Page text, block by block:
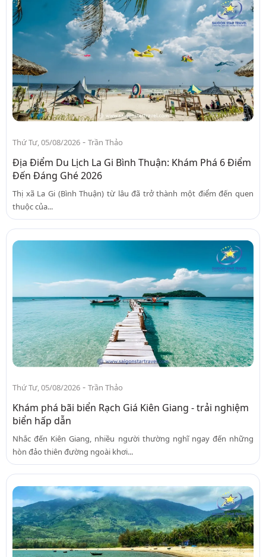
Thứ Tư, 05/08/2026 - Trần Thảo
Địa Điểm Du Lịch La Gi Bình Thuận: Khám Phá 6 Điểm
Đến Đáng Ghé 2026
Thị xã La Gi (Bình Thuận) từ lâu đã trở thành một điểm đến quen
thuộc của...
Thứ Tư, 05/08/2026 - Trần Thảo
Khám phá bãi biển Rạch Giá Kiên Giang - trải nghiệm
biển hấp dẫn
Nhắc đến Kiên Giang, nhiều người thường nghĩ ngay đến những
hòn đảo thiên đường ngoài khơi...